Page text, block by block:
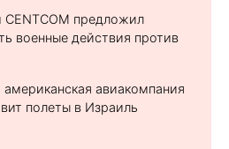
CENTCOM предложил
военные действия против
американская авиакомпания
полеты в Израиль